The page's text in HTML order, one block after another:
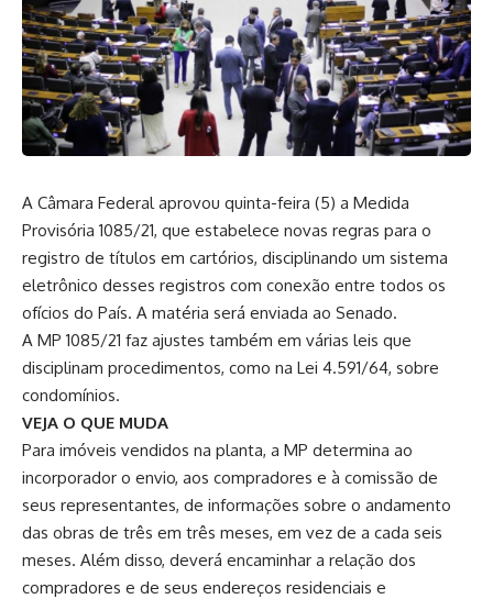
A Câmara Federal aprovou quinta-feira (5) a Medida
Provisória 1085/21, que estabelece novas regras para o
registro de títulos em cartórios, disciplinando um sistema
eletrônico desses registros com conexão entre todos os
ofícios do País. A matéria será enviada ao Senado.
A MP 1085/21 faz ajustes também em várias leis que
disciplinam procedimentos, como na Lei 4.591/64, sobre
condomínios.
VEJA O QUE MUDA
Para imóveis vendidos na planta, a MP determina ao
incorporador o envio, aos compradores e à comissão de
seus representantes, de informações sobre o andamento
das obras de três em três meses, em vez de a cada seis
meses. Além disso, deverá encaminhar a relação dos
compradores e de seus endereços residenciais e